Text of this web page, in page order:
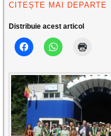
CITEȘTE MAI DEPARTE
Distribuie acest articol